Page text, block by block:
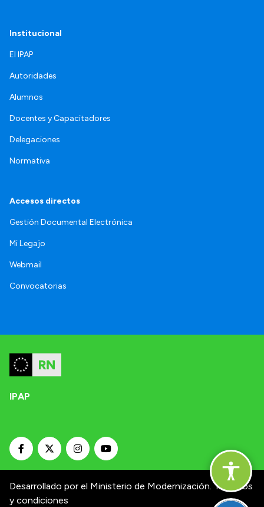
Institucional
El IPAP
Autoridades
Alumnos
Docentes y Capacitadores
Delegaciones
Normativa
Accesos directos
Gestión Documental Electrónica
Mi Legajo
Webmail
Convocatorias
IPAP
Desarrollado por el Ministerio de Modernización. Términos
y condiciones